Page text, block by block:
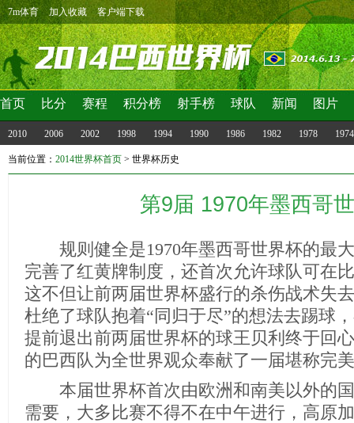
7m体育 加入收藏 客户端下载
首页 比分 赛程 积分榜 射手榜 球队 新闻 图片
2010 2006 2002 1998 1994 1990 1986 1982 1978 1974
当前位置： 2014世界杯首页 > 世界杯历史
第9届 1970年墨西哥
规则健全是1970年墨西哥世界杯的最
完善了红黄牌制度，还首次允许球队可在
这不但让前两届世界杯盛行的杀伤战术失
杜绝了球队抱着“同归于尽”的想法去踢球
提前退出前两届世界杯的球王贝利终于回
的巴西队为全世界观众奉献了一届堪称完
本届世界杯首次由欧洲和南美以外的国
需要，大多比赛不得不在中午进行，高原